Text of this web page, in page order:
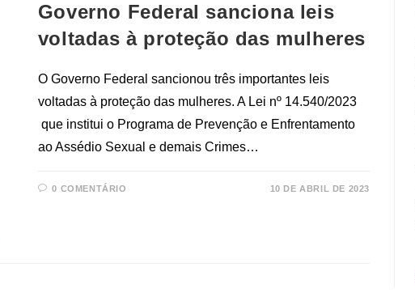
Governo Federal sanciona leis
voltadas à proteção das mulheres
O Governo Federal sancionou três importantes leis
voltadas à proteção das mulheres. A Lei nº 14.540/2023
que institui o Programa de Prevenção e Enfrentamento
ao Assédio Sexual e demais Crimes…
0 COMENTÁRIO 10 DE ABRIL DE 2023